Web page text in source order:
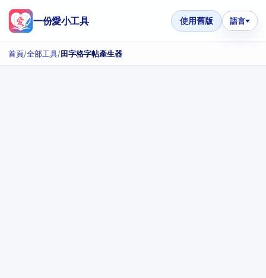
一份愛小工具 使用舊版 語言
首頁/全部工具/田字格字帖產生器